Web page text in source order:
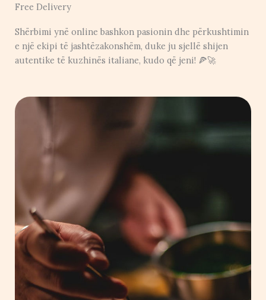
Free Delivery
Shërbimi ynë online bashkon pasionin dhe përkushtimin
e një ekipi të jashtëzakonshëm, duke ju sjellë shijen
autentike të kuzhinës italiane, kudo që jeni! 🍕🚀